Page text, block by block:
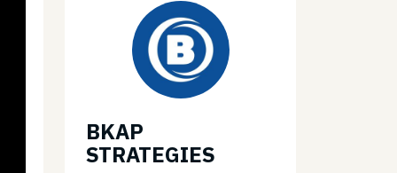
BKAP
STRATEGIES